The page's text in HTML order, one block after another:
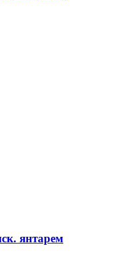
янтарем